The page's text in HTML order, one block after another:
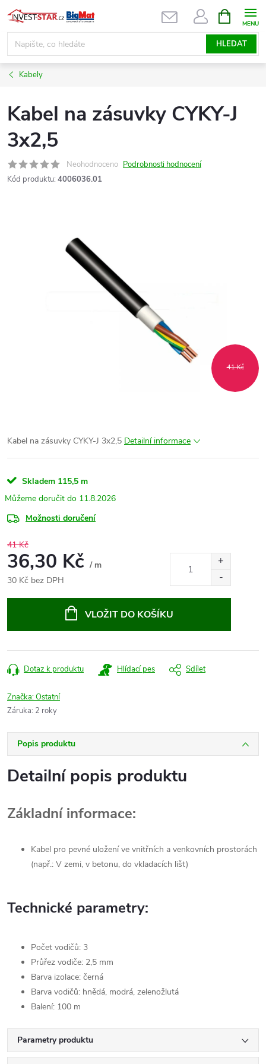
Přejít
na
obsah
HLEDAT
NÁKUPNÍ
KOŠÍK
Kabely
Kabel na zásuvky CYKY-J
3x2,5
Neohodnoceno Podrobnosti hodnocení
Kód produktu: 4006036.01
41 Kč
Kabel na zásuvky CYKY-J 3x2,5 Detailní informace
Skladem 115,5 m
11.8.2026
Možnosti doručení
41 Kč
36,30 Kč / m
30 Kč bez DPH
VLOŽIT DO KOŠÍKU
Dotaz k produktu Hlídací pes Sdílet
Značka:Ostatní
Záruka: 2 roky
Popis produktu
Detailní popis produktu
Základní informace:
Kabel pro pevné uložení ve vnitřních a venkovních prostorách
(např.: V zemi, v betonu, do vkladacích lišt)
Technické parametry:
Počet vodičů: 3
Průřez vodiče: 2,5 mm
Barva izolace: černá
Barva vodičů: hnědá, modrá, zelenožlutá
Balení: 100 m
Parametry produktu